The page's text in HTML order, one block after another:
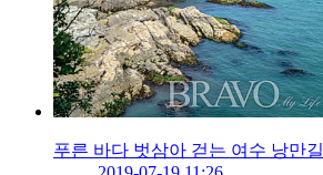
푸른 바다 벗삼아 걷는 여수 낭만길